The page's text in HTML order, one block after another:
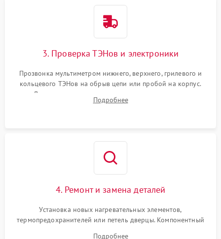
3. Проверка ТЭНов и электроники
Прозвонка мультиметром нижнего, верхнего, грилевого и
кольцевого ТЭНов на обрыв цепи или пробой на корпус.
Диагностика термостата, датчиков температуры,
переключателя режимов и мотора конвекции.
Подробнее
4. Ремонт и замена деталей
Установка новых нагревательных элементов,
термопредохранителей или петель дверцы. Компонентный
Подробнее